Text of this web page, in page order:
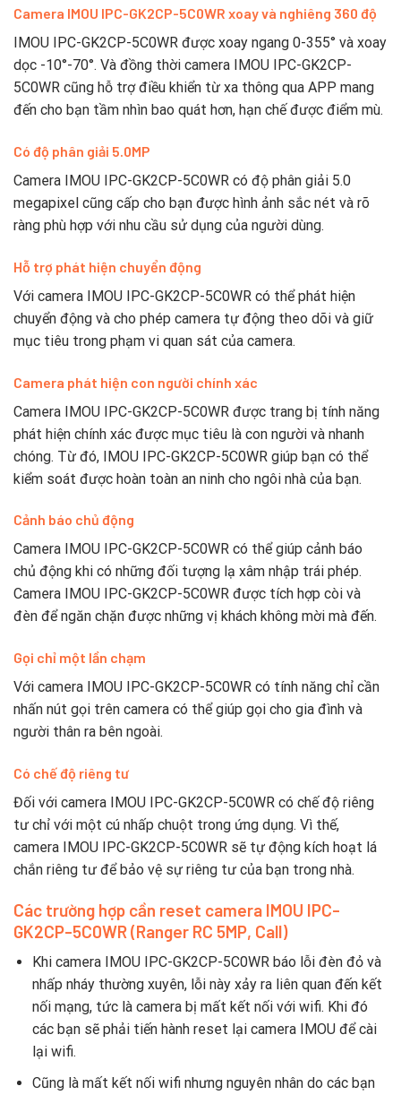
Camera IMOU IPC-GK2CP-5C0WR xoay và nghiêng 360 độ
IMOU IPC-GK2CP-5C0WR được xoay ngang 0-355° và xoay
dọc -10°-70°. Và đồng thời camera IMOU IPC-GK2CP-
5C0WR cũng hỗ trợ điều khiển từ xa thông qua APP mang
đến cho bạn tầm nhìn bao quát hơn, hạn chế được điểm mù.
Có độ phân giải 5.0MP
Camera IMOU IPC-GK2CP-5C0WR có độ phân giải 5.0
megapixel cũng cấp cho bạn được hình ảnh sắc nét và rõ
ràng phù hợp với nhu cầu sử dụng của người dùng.
Hỗ trợ phát hiện chuyển động
Với camera IMOU IPC-GK2CP-5C0WR có thể phát hiện
chuyển động và cho phép camera tự động theo dõi và giữ
mục tiêu trong phạm vi quan sát của camera.
Camera phát hiện con người chính xác
Camera IMOU IPC-GK2CP-5C0WR được trang bị tính năng
phát hiện chính xác được mục tiêu là con người và nhanh
chóng. Từ đó, IMOU IPC-GK2CP-5C0WR giúp bạn có thể
kiểm soát được hoàn toàn an ninh cho ngôi nhà của bạn.
Cảnh báo chủ động
Camera IMOU IPC-GK2CP-5C0WR có thể giúp cảnh báo
chủ động khi có những đối tượng lạ xâm nhập trái phép.
Camera IMOU IPC-GK2CP-5C0WR được tích hợp còi và
đèn để ngăn chặn được những vị khách không mời mà đến.
Gọi chỉ một lần chạm
Với camera IMOU IPC-GK2CP-5C0WR có tính năng chỉ cần
nhấn nút gọi trên camera có thể giúp gọi cho gia đình và
người thân ra bên ngoài.
Có chế độ riêng tư
Đối với camera IMOU IPC-GK2CP-5C0WR có chế độ riêng
tư chỉ với một cú nhấp chuột trong ứng dụng. Vì thế,
camera IMOU IPC-GK2CP-5C0WR sẽ tự động kích hoạt lá
chắn riêng tư để bảo vệ sự riêng tư của bạn trong nhà.
Các trường hợp cần reset camera IMOU IPC-
GK2CP-5C0WR (Ranger RC 5MP, Call)
Khi camera IMOU IPC-GK2CP-5C0WR báo lỗi đèn đỏ và
nhấp nháy thường xuyên, lỗi này xảy ra liên quan đến kết
nối mạng, tức là camera bị mất kết nối với wifi. Khi đó
các bạn sẽ phải tiến hành reset lại camera IMOU để cài
lại wifi.
Cũng là mất kết nối wifi nhưng nguyên nhân do các bạn